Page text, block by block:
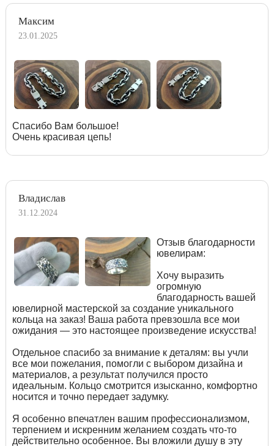
Максим
23.01.2025
Спасибо Вам большое!
Очень красивая цепь!
Владислав
31.12.2024
Отзыв благодарности
ювелирам:
Хочу выразить
огромную
благодарность вашей
ювелирной мастерской за создание уникального
кольца на заказ! Ваша работа превзошла все мои
ожидания — это настоящее произведение искусства!
Отдельное спасибо за внимание к деталям: вы учли
все мои пожелания, помогли с выбором дизайна и
материалов, а результат получился просто
идеальным. Кольцо смотрится изысканно, комфортно
носится и точно передает задумку.
Я особенно впечатлен вашим профессионализмом,
терпением и искренним желанием создать что-то
действительно особенное. Вы вложили душу в эту